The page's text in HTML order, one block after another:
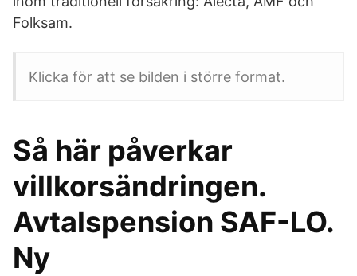
Folksam.
Klicka för att se bilden i större format.
Så här påverkar
villkorsändringen.
Avtalspension SAF-LO.
Ny